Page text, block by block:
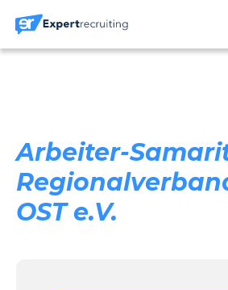
Arbeiter-
OST e.V.